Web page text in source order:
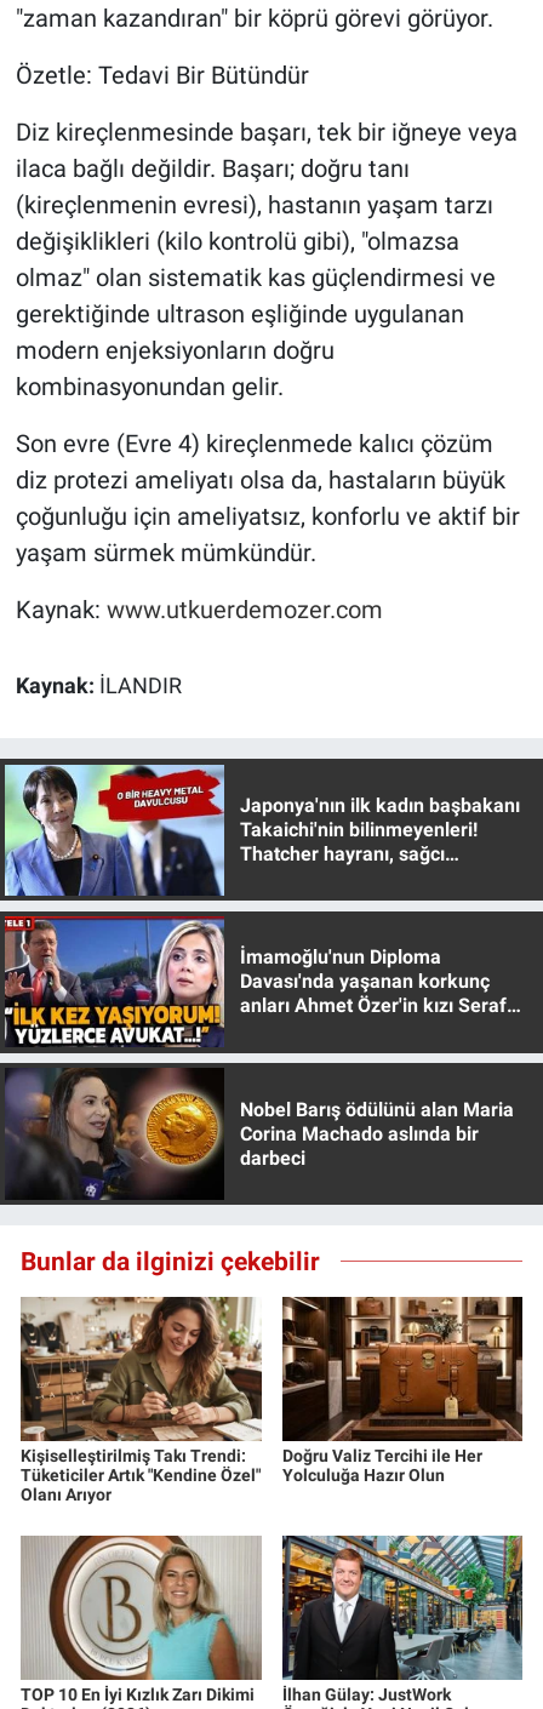
"zaman kazandıran" bir köprü görevi görüyor.
Özetle: Tedavi Bir Bütündür
Diz kireçlenmesinde başarı, tek bir iğneye veya
ilaca bağlı değildir. Başarı; doğru tanı
(kireçlenmenin evresi), hastanın yaşam tarzı
değişiklikleri (kilo kontrolü gibi), "olmazsa
olmaz" olan sistematik kas güçlendirmesi ve
gerektiğinde ultrason eşliğinde uygulanan
modern enjeksiyonların doğru
kombinasyonundan gelir.
Son evre (Evre 4) kireçlenmede kalıcı çözüm
diz protezi ameliyatı olsa da, hastaların büyük
çoğunluğu için ameliyatsız, konforlu ve aktif bir
yaşam sürmek mümkündür.
Kaynak: www.utkuerdemozer.com
Kaynak: İLANDIR
Japonya'nın ilk kadın başbakanı
Takaichi'nin bilinmeyenleri!
Thatcher hayranı, sağcı
İmamoğlu'nun Diploma
Davası'nda yaşanan korkunç
anları Ahmet Özer'in kızı Seraf
Nobel Barış ödülünü alan Maria
Corina Machado aslında bir
darbeci
Bunlar da ilginizi çekebilir
Kişiselleştirilmiş Takı Trendi:
Tüketiciler Artık "Kendine Özel"
Olanı Arıyor
Doğru Valiz Tercihi ile Her
Yolculuğa Hazır Olun
TOP 10 En İyi Kızlık Zarı Dikimi
İlhan Gülay: JustWork